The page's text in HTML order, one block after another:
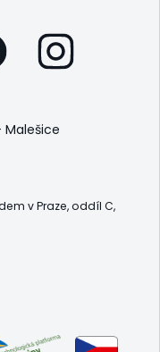
Malešice
v Praze, oddíl C,